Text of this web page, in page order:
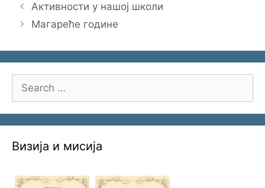
Активности у нашој школи
Магареће године
Search
for:
Визија и мисија